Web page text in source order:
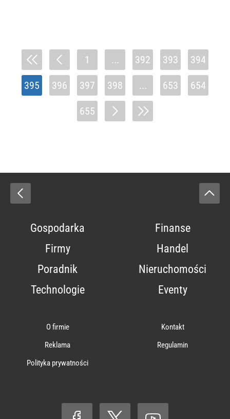
1 ... 392 393 394
395 396 397 398 ... 653 654
655
Gospodarka
Finanse
Firmy
Handel
Poradnik
Nieruchomości
Technologie
Eventy
O firmie
Kontakt
Reklama
Regulamin
Polityka prywatności